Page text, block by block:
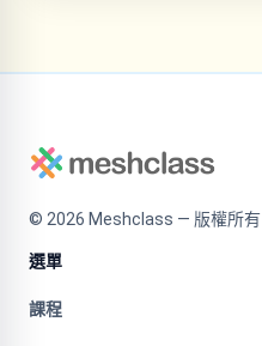
© 2026 Meshclass — 版權所有
選單
課程